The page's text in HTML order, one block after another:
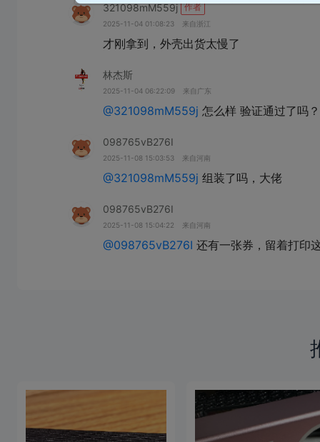
321098mM559j 作者
2025-11-04 01:08:23 来自浙江
才刚拿到，外壳出货太慢了
林杰斯
2025-11-04 06:22:09 来自广东
@321098mM559j 怎么样 验证通过了吗？
098765vB276I
2025-11-08 15:03:53 来自河南
@321098mM559j
098765vB276I
2025-11-08 15:04:22 来自河南
@098765vB276I